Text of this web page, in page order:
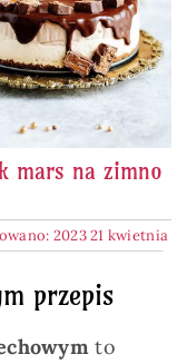
mars na zimno
2023 21 kwietnia
przepis
to